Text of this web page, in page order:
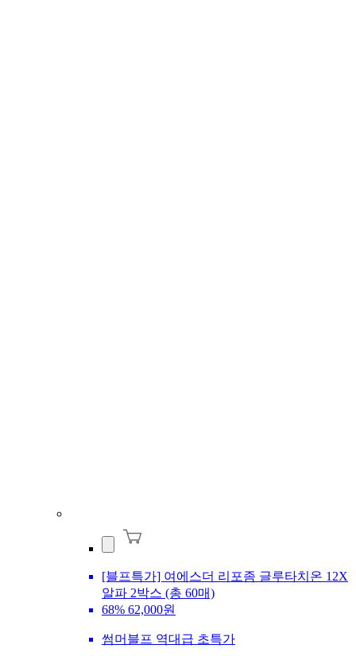
[블프특가] 여에스더 리포좀 글루타치온 12X
알파 2박스 (총 60매)
68% 62,000원
썸머블프 역대급 초특가